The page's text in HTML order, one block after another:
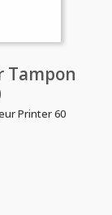
Tampon
Printer 60